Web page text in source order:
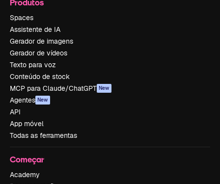
Produtos
Spaces
Assistente de IA
Gerador de imagens
Gerador de vídeos
Texto para voz
Conteúdo de stock
MCP para Claude/ChatGPT New
Agentes New
API
App móvel
Todas as ferramentas
Começar
Academy